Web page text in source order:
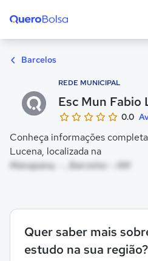
Barcelos
REDE MUNICIPAL
Esc Mun Fabio
0.0
Conheça informações
Lucena, localizada na
Manapana, - , Barcelos - AM
Quer saber mais
estudo na sua região?